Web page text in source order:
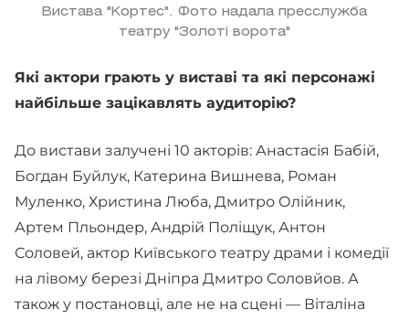
Вистава "Кортес". Фото надала пресслужба
театру "Золоті ворота"
Які актори грають у виставі та які персонажі
найбільше зацікавлять аудиторію?
До вистави залучені 10 акторів: Анастасія Бабій,
Богдан Буйлук, Катерина Вишнева, Роман
Муленко, Христина Люба, Дмитро Олійник,
Артем Пльондер, Андрій Поліщук, Антон
Соловей, актор Київського театру драми і комедії
на лівому березі Дніпра Дмитро Соловйов. А
також у постановці, але не на сцені — Віталіна